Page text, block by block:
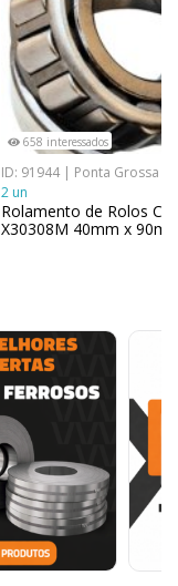
658 interessados
ID: 91944 | Ponta Grossa -
2 un
Rolamento de Rolos
X30308M 40mm x